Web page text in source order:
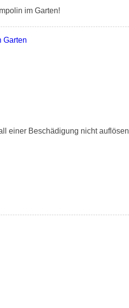
im Garten!
einer Beschädigung nicht auflösen